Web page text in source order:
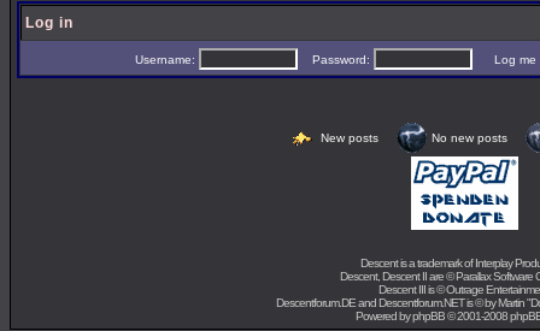
Log in
Username: Password: Log me
New posts No new posts
Descent is a trademark ofInterplay
Descent, Descent II are ©Parallax Software
Descent III is ©Outrage
Descentforum.DE and Descentforum.NET is © byMartin
Powered byphpBB© 2001-2008